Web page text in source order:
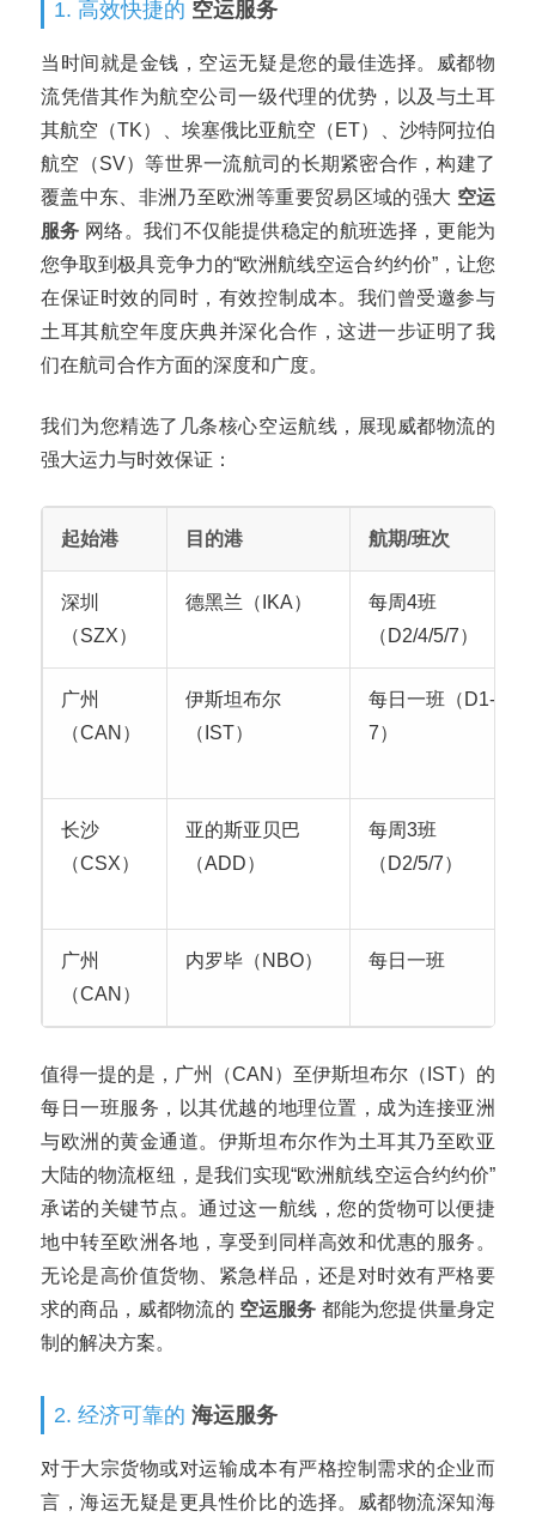
1. 高效快捷的 空运服务
当时间就是金钱，空运无疑是您的最佳选择。威都物
流凭借其作为航空公司一级代理的优势，以及与土耳
其航空（TK）、埃塞俄比亚航空（ET）、沙特阿拉伯
航空（SV）等世界一流航司的长期紧密合作，构建了
覆盖中东、非洲乃至欧洲等重要贸易区域的强大 空运
服务 网络。我们不仅能提供稳定的航班选择，更能为
您争取到极具竞争力的“欧洲航线空运合约约价”，让您
在保证时效的同时，有效控制成本。我们曾受邀参与
土耳其航空年度庆典并深化合作，这进一步证明了我
们在航司合作方面的深度和广度。
我们为您精选了几条核心空运航线，展现威都物流的
强大运力与时效保证：
起始港 目的港 航期/班次
深圳
（SZX）
德黑兰（IKA）
每周4班
（D2/4/5/7）
广州
（CAN）
伊斯坦布尔
（IST）
每日一班（D1-
7）
长沙
（CSX）
亚的斯亚贝巴
（ADD）
每周3班
（D2/5/7）
广州
（CAN）
内罗毕（NBO） 每日一班
值得一提的是，广州（CAN）至伊斯坦布尔（IST）的
每日一班服务，以其优越的地理位置，成为连接亚洲
与欧洲的黄金通道。伊斯坦布尔作为土耳其乃至欧亚
大陆的物流枢纽，是我们实现“欧洲航线空运合约约价”
承诺的关键节点。通过这一航线，您的货物可以便捷
地中转至欧洲各地，享受到同样高效和优惠的服务。
无论是高价值货物、紧急样品，还是对时效有严格要
求的商品，威都物流的 空运服务 都能为您提供量身定
制的解决方案。
2. 经济可靠的 海运服务
对于大宗货物或对运输成本有严格控制需求的企业而
言，海运无疑是更具性价比的选择。威都物流深知海